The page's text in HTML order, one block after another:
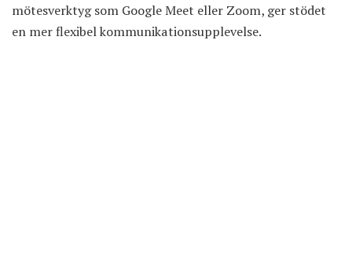
mötesverktyg som Google Meet eller Zoom, ger stödet
en mer flexibel kommunikationsupplevelse.